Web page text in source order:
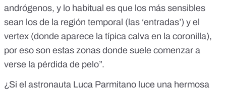
andrógenos, y lo habitual es que los más sensibles
sean los de la región temporal (las ‘entradas’) y el
vertex (donde aparece la típica calva en la coronilla),
por eso son estas zonas donde suele comenzar a
verse la pérdida de pelo”.
¿Si el astronauta Luca Parmitano luce una hermosa